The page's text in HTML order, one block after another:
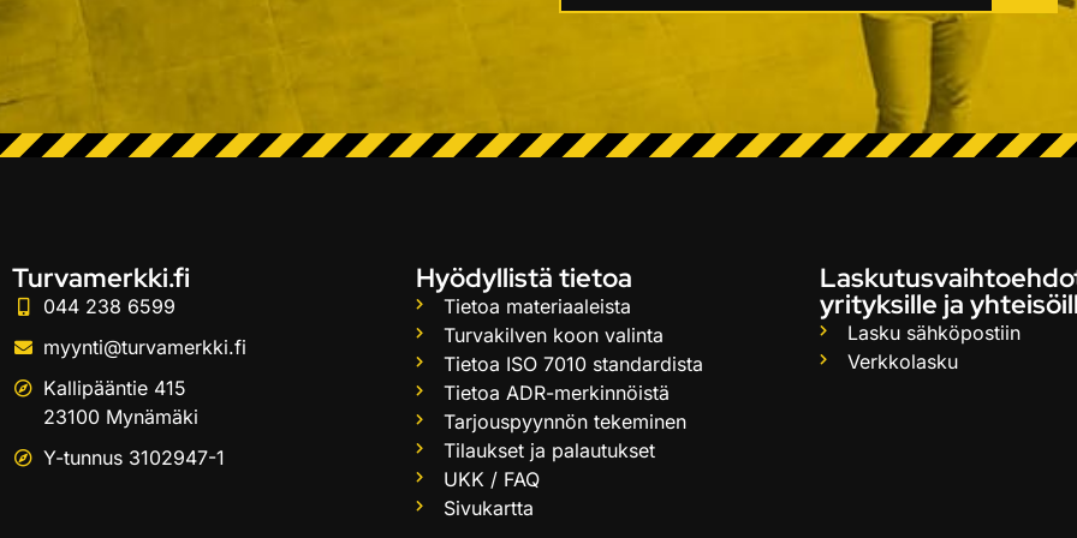
Turvamerkki.fi
044 238 6599
myynti@turvamerkki.fi
Kallipääntie 415
23100 Mynämäki
Y-tunnus 3102947-1
Hyödyllistä tietoa
Tietoa materiaaleista
Turvakilven koon valinta
Tietoa ISO 7010 standardista
Tietoa ADR-merkinnöistä
Tarjouspyynnön tekeminen
Tilaukset ja palautukset
UKK / FAQ
Sivukartta
yrityksille ja
Lasku sähköpostiin
Verkkolasku